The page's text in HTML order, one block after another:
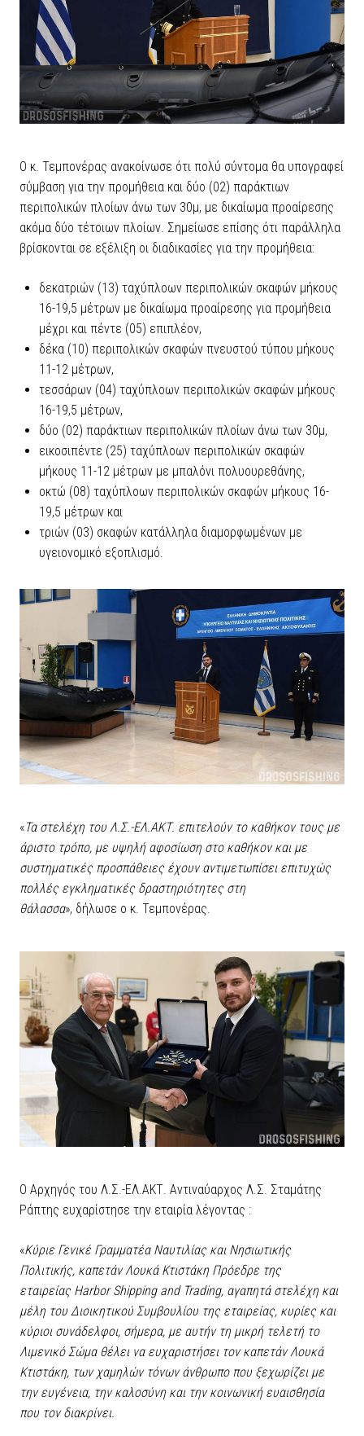
Ο κ. Τεμπονέρας ανακοίνωσε ότι πολύ σύντομα θα υπογραφεί
σύμβαση για την προμήθεια και δύο (02) παράκτιων
περιπολικών πλοίων άνω των 30μ, με δικαίωμα προαίρεσης
ακόμα δύο τέτοιων πλοίων. Σημείωσε επίσης ότι παράλληλα
βρίσκονται σε εξέλιξη οι διαδικασίες για την προμήθεια:
δεκατριών (13) ταχύπλοων περιπολικών σκαφών μήκους
16-19,5 μέτρων με δικαίωμα προαίρεσης για προμήθεια
μέχρι και πέντε (05) επιπλέον,
δέκα (10) περιπολικών σκαφών πνευστού τύπου μήκους
11-12 μέτρων,
τεσσάρων (04) ταχύπλοων περιπολικών σκαφών μήκους
16-19,5 μέτρων,
δύο (02) παράκτιων περιπολικών πλοίων άνω των 30μ,
εικοσιπέντε (25) ταχύπλοων περιπολικών σκαφών
μήκους 11-12 μέτρων με μπαλόνι πολυουρεθάνης,
οκτώ (08) ταχύπλοων περιπολικών σκαφών μήκους 16-
19,5 μέτρων και
τριών (03) σκαφών κατάλληλα διαμορφωμένων με
υγειονομικό εξοπλισμό.
«Τα στελέχη του Λ.Σ.-ΕΛ.ΑΚΤ. επιτελούν το καθήκον τους με
άριστο τρόπο, με υψηλή αφοσίωση στο καθήκον και με
συστηματικές προσπάθειες έχουν αντιμετωπίσει επιτυχώς
πολλές εγκληματικές δραστηριότητες στη
θάλασσα», δήλωσε ο κ. Τεμπονέρας.
Ο Αρχηγός του Λ.Σ.-ΕΛ.ΑΚΤ. Αντιναύαρχος Λ.Σ. Σταμάτης
Ράπτης ευχαρίστησε την εταιρία λέγοντας :
«Κύριε Γενικέ Γραμματέα Ναυτιλίας και Νησιωτικής
Πολιτικής, καπετάν Λουκά Κτιστάκη Πρόεδρε της
εταιρείας Harbor Shipping and Trading, αγαπητά στελέχη και
μέλη του Διοικητικού Συμβουλίου της εταιρείας, κυρίες και
κύριοι συνάδελφοι, σήμερα, με αυτήν τη μικρή τελετή το
Λιμενικό Σώμα θέλει να ευχαριστήσει τον καπετάν Λουκά
Κτιστάκη, των χαμηλών τόνων άνθρωπο που ξεχωρίζει με
την ευγένεια, την καλοσύνη και την κοινωνική ευαισθησία
που τον διακρίνει.